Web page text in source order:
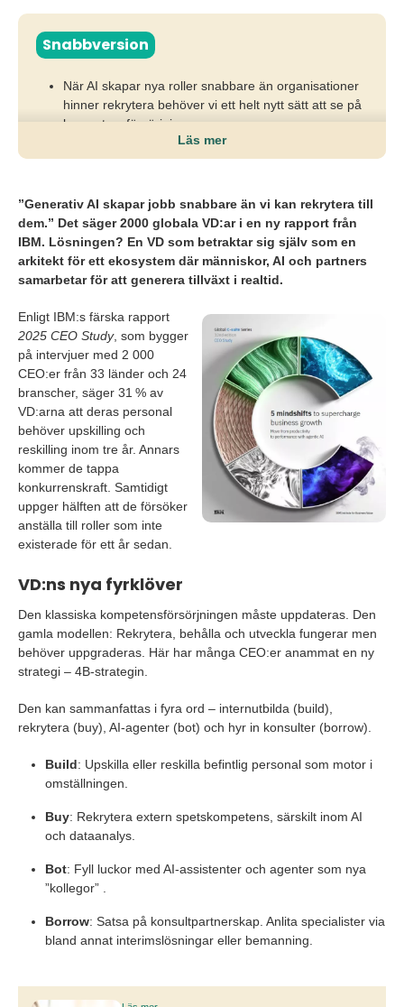
Snabbversion
När AI skapar nya roller snabbare än organisationer
hinner rekrytera behöver vi ett helt nytt sätt att se på
kompetensförsörjning.
Utan ett ekosystemtänk riskerar företag att tappa
Framåt behöver chefer kombinera intern utveckling,
rekrytering, AI-agenter och strategiska partnerskap
för att säkra rätt kompetens i realtid.
Läs mer
”Generativ AI skapar jobb snabbare än vi kan rekrytera till
dem.” Det säger 2000 globala VD:ar i en ny rapport från
IBM. Lösningen? En VD som betraktar sig själv som en
arkitekt för ett ekosystem där människor, AI och partners
samarbetar för att generera tillväxt i realtid.
Enligt IBM:s färska rapport
2025 CEO Study, som bygger
på intervjuer med 2 000
CEO:er från 33 länder och 24
branscher, säger 31 % av
VD:arna att deras personal
behöver upskilling och
reskilling inom tre år. Annars
kommer de tappa
konkurrenskraft. Samtidigt
uppger hälften att de försöker
anställa till roller som inte
existerade för ett år sedan.
VD:ns nya fyrklöver
Den klassiska kompetensförsörjningen måste uppdateras. Den
gamla modellen: Rekrytera, behålla och utveckla fungerar men
behöver uppgraderas. Här har många CEO:er anammat en ny
strategi – 4B-strategin.
Den kan sammanfattas i fyra ord – internutbilda (build),
rekrytera (buy), AI-agenter (bot) och hyr in konsulter (borrow).
Build: Upskilla eller reskilla befintlig personal som motor i
omställningen.
Buy: Rekrytera extern spetskompetens, särskilt inom AI
och dataanalys.
Bot: Fyll luckor med AI-assistenter och agenter som nya
”kollegor” .
Borrow: Satsa på konsultpartnerskap. Anlita specialister via
bland annat interimslösningar eller bemanning.